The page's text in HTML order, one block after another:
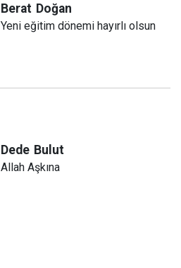
Berat Doğan
Yeni eğitim dönemi hayırlı olsun
Dede Bulut
Allah Aşkına